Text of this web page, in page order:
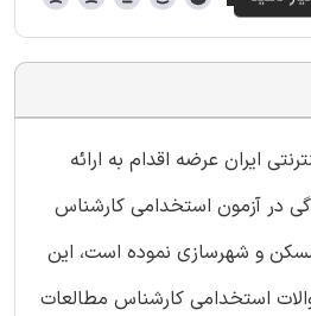
ایران عرضه اقدام به ارائه
در آزمون استخدامی کارشناس
و شهرسازی نموده است، این
استخدامی کارشناس مطالعات